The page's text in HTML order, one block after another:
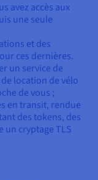
avez accès aux
une seule
et des
ces dernières.
un service de
location de vélo
de vous ;
en transit, rendue
des tokens, des
un cryptage TLS